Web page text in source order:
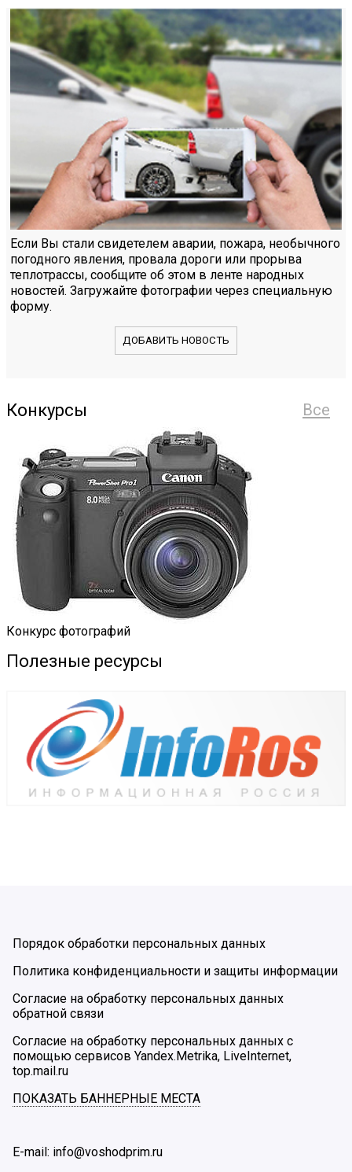
Если Вы стали свидетелем аварии, пожара, необычного
погодного явления, провала дороги или прорыва
теплотрассы, сообщите об этом в ленте народных
новостей. Загружайте фотографии через специальную
форму.
ДОБАВИТЬ НОВОСТЬ
Все
Конкурсы
Конкурс фотографий
Полезные ресурсы
Порядок обработки персональных данных
Политика конфиденциальности и защиты информации
Согласие на обработку персональных данных
обратной связи
Согласие на обработку персональных данных с
помощью сервисов Yandex.Metrika, LiveInternet,
top.mail.ru
ПОКАЗАТЬ БАННЕРНЫЕ МЕСТА
E-mail: info@voshodprim.ru